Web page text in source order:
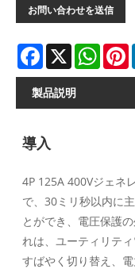
お問い合わせを送信
Facebook
X
製品説明
導入
4P 125A 400Vジェネ
で、30ミリ秒以内に
とができ、電圧保護
れは、ユーティリテ
すばやく切り替え、